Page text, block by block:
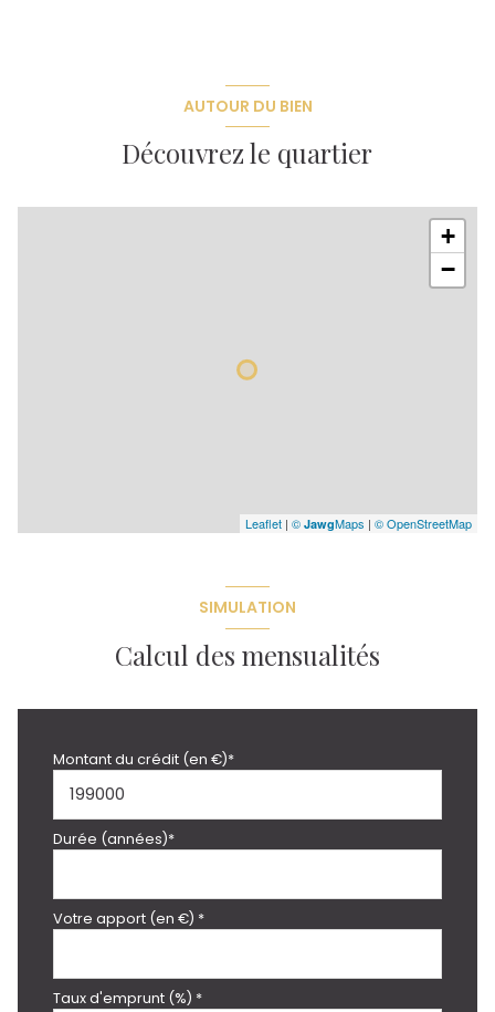
AUTOUR DU BIEN
Découvrez le quartier
+
−
Leaflet | © JawgMaps | © OpenStreetMap
SIMULATION
Calcul des mensualités
Montant du crédit (en €)*
Durée (années)*
Votre apport (en €) *
Taux d'emprunt (%) *